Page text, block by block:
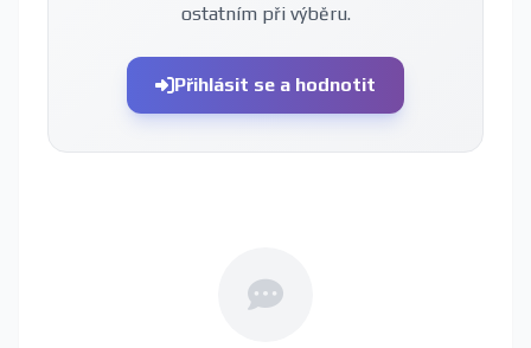
ostatním při výběru.
Přihlásit se a hodnotit